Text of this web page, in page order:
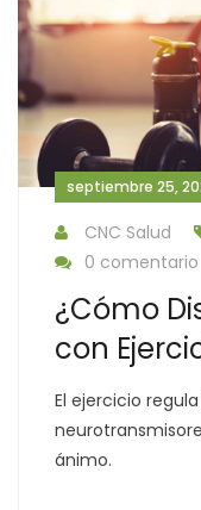
septiembre 25,
CNC Salud
0 comentario
¿Cómo
con
El ejercicio
ánimo.